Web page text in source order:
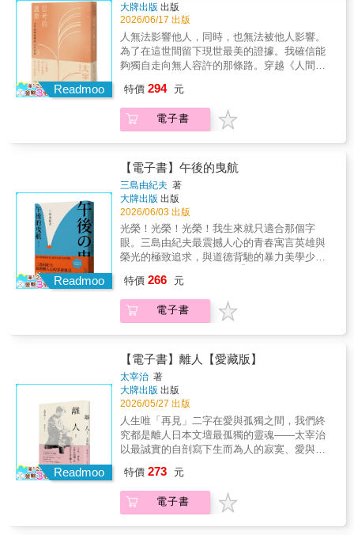
Readmoo
大牌出版 出版
2026/06/17 出版
人無法影響他人，同時，也無法被他人影響。
為了在這世間留下現世最美的證據。我確信能
夠獨自走向無人容許的那條路。穿越《人間失
法國哲學家巴斯卡曾言：「人不過是一根蘆
葦，是自然界最柔弱的東西。但他是一根能思
想的蘆葦。」太宰治以此為題，在無常而脆弱
弱、自卑、羞恥、孤獨……那些無法對人言說
的痛苦，最終都化成了他筆下近乎澄明的思
想。《思考的蘆葦》正是他在「偉大與渺小、
超越與毀滅」之間反覆試煉的人生告白。人如
蘆葦，渺小而脆弱唯有思考，使人不致崩毀在
《思考的蘆葦》中，太宰治以抒情溫柔的筆
觸，寫下散文隨筆與精華箴言，字裡行間，有
他特有的幽默與自嘲，也有對生命孤獨而清醒
的凝視。有時狡黠——「天才，就是永遠認為
相對地，回報就越少。」有時溫柔——「只要
這玫瑰還活著，我就是心靈的國王。」此外，
太宰時而剖白內心，時而冷靜評論，談論人生
哲學、生活感懷，以及分享自身對文學與美的
理解。即使明知人是脆弱而渺小的存在，他仍
試圖在破碎的人生之中，守住心靈深處的微
光。正如他所寫：人打從小時候，就不得不飽
嚐悲傷。世間的失敗者，面對這溫柔的安慰，
怎能不痛哭流涕。用全副身心去戰鬥。用全副
身心在冶遊。而且堅強地忍受孤獨。我變得溫
柔了。透過這些太宰對生命的書寫、對人生的
傾訴，讀者不僅能貼近太宰獨特而纖細的精神
世界，更能深刻感受其敏銳而溫柔的心靈特
質，並體會其思想與藝術創作的思考脈絡。穿
越《人間失格》的陰影，太宰治真正想留下
特價 294 元
電子書
Readmoo
【電子書】午後的曳航
三島由紀夫 著
大牌出版 出版
2026/06/03 出版
光榮！光榮！光榮！我生來就只適合那個字
眼。三島由紀夫最震撼人心的青春寓言英雄與
榮光的極致追求，與道德背馳的暴力美學少年
首選之作！⛴︎ 1976年英美跨國改編同名電影
⛴︎ 備受三島重視的珍藏之作！構思這部作品期
間，三島實際前往橫濱港向船員取材 ⛴︎ 各界
經典，以洗練的文字展現三島式語言最狂烈細
膩的野心之美「那就是你的英雄嗎？」老大聽
完後，撇著鮮紅的薄唇說。「什麼英雄，這世
上根本沒有那種玩意。」「可是，那傢伙一定
做得出來。」「做什麼？」「將來他一定會做
出很酷的大事。」晚夏，大船停泊。13歲的
登，在抽屜深處發現一個窺孔……那一夜，他
窺見母親的情欲，也看清了「大人世界的真
相」。航海士龍二，曾是他心中無懼死亡的英
而，當英雄放棄大海，選擇了母親，那溫吞而
平庸的未來，對登來說無異於墮落。於是，在
少年冷酷而純粹的世界裡，為了讓英雄重返他
特價 266 元
電子書
Readmoo
【電子書】離人【愛藏版】
太宰治 著
大牌出版 出版
2026/05/27 出版
人生唯「再見」二字在愛與孤獨之間，我們終
究都是離人日本文壇最孤獨的靈魂——太宰治
以最誠實的自剖寫下生而為人的寂寞、愛與理
眼即逝。唯有別離的傷心卻永難忘懷。我總是
付出堪稱愚蠢的努力，只盼能寫盡種種別離樣
貌。對太宰治而言，文學不是昂貴高尚的裝
特價 273 元
電子書